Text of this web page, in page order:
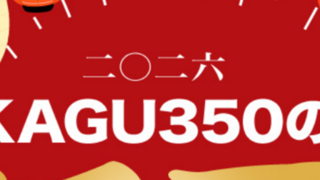
【幅80cm】Cammy ゴミ箱上レン
【45L】Solow ペダルオ